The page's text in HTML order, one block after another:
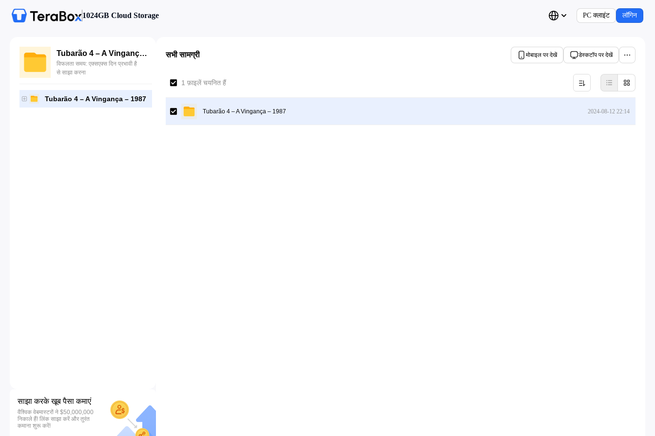
1024GB Cloud Storage PC क्लाइंट लॉगिन
Tubarão 4 – A Vingança – 1987
विफलता समय: एक्सएक्स दिन प्रभावी है
से साझा करना
Tubarão 4 – A Vingança – 1987
साझा करके खूब पैसा कमाएं
वैश्विक वेबमास्टरों ने $50,000,000
निकाले हैं! लिंक साझा करें और तुरंत
कमाना शुरू करें!
सभी सामग्री मोबाइल पर देखें डेस्कटॉप पर देखें
1 फ़ाइलें चयनित हैं
Tubarão 4 – A Vingança – 1987 2024-08-12 22:14